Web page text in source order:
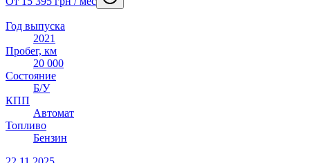
Год выпуска
2021
Пробег, км
20 000
Состояние
Б/У
КПП
Автомат
Топливо
Бензин